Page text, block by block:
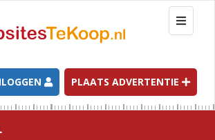
T
o
g
l
e
n
PLAATS ADVERTENTIE